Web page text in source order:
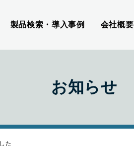
製品検索・導入事例 会社概要
お知らせ
た